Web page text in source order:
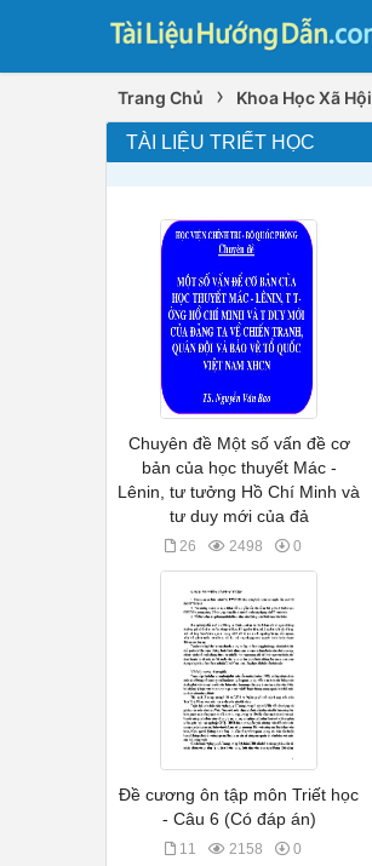
Trang Chủ › Khoa Học Xã Hội
TÀI LIỆU TRIẾT HỌC
Chuyên đề Một số vấn đề cơ
bản của học thuyết Mác -
Lênin, tư tưởng Hồ Chí Minh và
tư duy mới của đả
26 2498 0
Đề cương ôn tập môn Triết học
- Câu 6 (Có đáp án)
11 2158 0